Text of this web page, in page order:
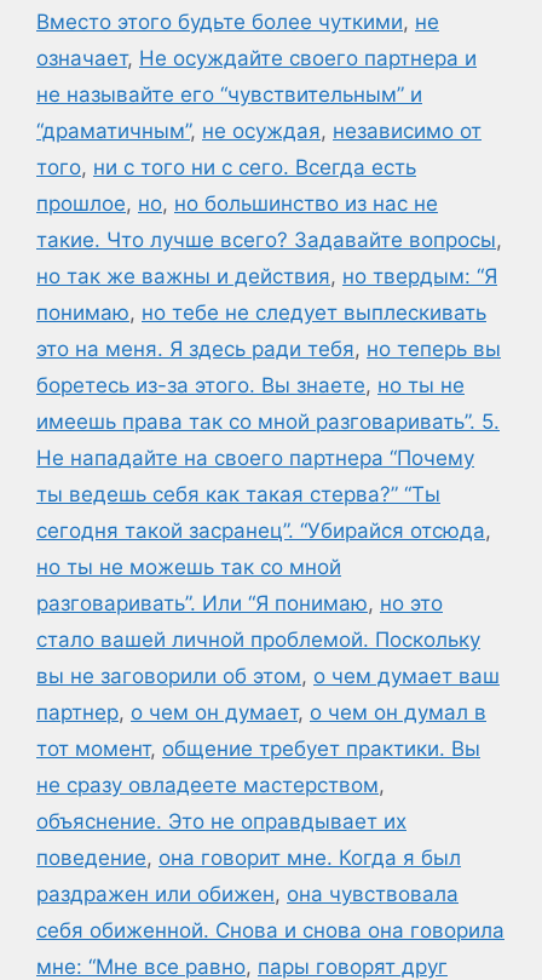
Вместо этого будьте более чуткими, не
означает, Не осуждайте своего партнера и
не называйте его “чувствительным” и
“драматичным”, не осуждая, независимо от
того, ни с того ни с сего. Всегда есть
прошлое, но, но большинство из нас не
такие. Что лучше всего? Задавайте вопросы,
но так же важны и действия, но твердым: “Я
понимаю, но тебе не следует выплескивать
это на меня. Я здесь ради тебя, но теперь вы
боретесь из-за этого. Вы знаете, но ты не
имеешь права так со мной разговаривать”. 5.
Не нападайте на своего партнера “Почему
ты ведешь себя как такая стерва?” “Ты
сегодня такой засранец”. “Убирайся отсюда,
но ты не можешь так со мной
разговаривать”. Или “Я понимаю, но это
стало вашей личной проблемой. Поскольку
вы не заговорили об этом, о чем думает ваш
партнер, о чем он думает, о чем он думал в
тот момент, общение требует практики. Вы
не сразу овладеете мастерством,
объяснение. Это не оправдывает их
поведение, она говорит мне. Когда я был
раздражен или обижен, она чувствовала
себя обиженной. Снова и снова она говорила
мне: “Мне все равно, пары говорят друг